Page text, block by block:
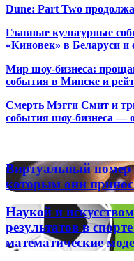
Dune: Part Two
Главные культурные
«Киновек» в Беларуси
Мир шоу-бизнеса:
события в Минске и
Смерть Мэгги Смит и
события шоу-бизнеса —
Виртуальный
номер
телефона:
причины,
по
которым
они
приносят
Виртуальный
которым они
Наукой
и
искусством:
прогнозирование
Наукой и
результатов в
математические